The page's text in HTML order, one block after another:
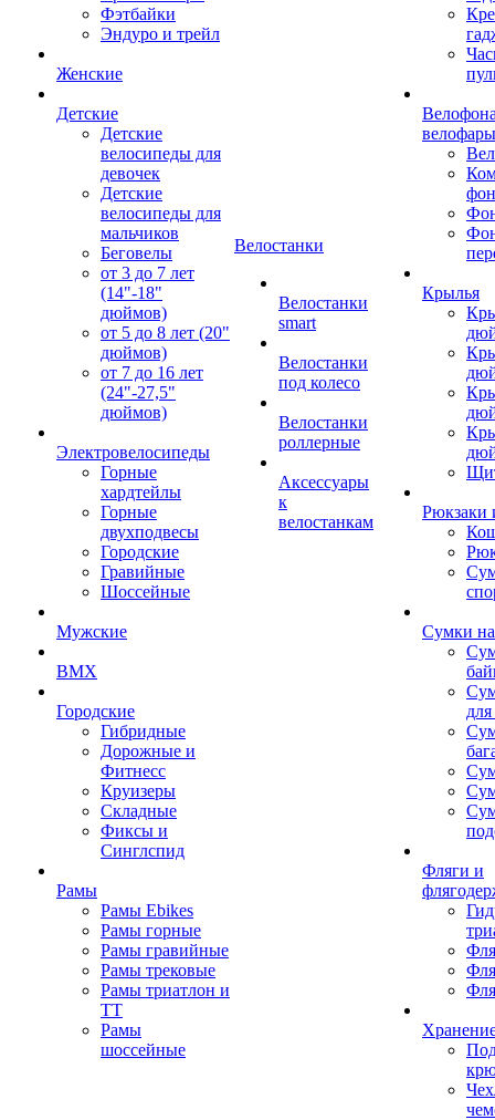
Фэтбайки
Эндуро и трейл
Женские
Детские
Детские
велосипеды для
девочек
Детские
велосипеды для
мальчиков
Беговелы
от 3 до 7 лет
(14"-18"
дюймов)
от 5 до 8 лет (20"
дюймов)
от 7 до 16 лет
(24"-27,5"
дюймов)
Электровелосипеды
Горные
хардтейлы
Горные
двухподвесы
Городские
Гравийные
Шоссейные
Мужские
BMX
Городские
Гибридные
Дорожные и
Фитнесс
Круизеры
Складные
Фиксы и
Синглспид
Рамы
Рамы Ebikes
Рамы горные
Рамы гравийные
Рамы трековые
Рамы триатлон и
ТТ
Рамы
шоссейные
Велостанки
Велостанки
smart
Велостанки
под колесо
Велостанки
роллерные
Аксессуары
к
велостанкам
велофары
Крылья
Рюкзаки
Сумки
Фляги и